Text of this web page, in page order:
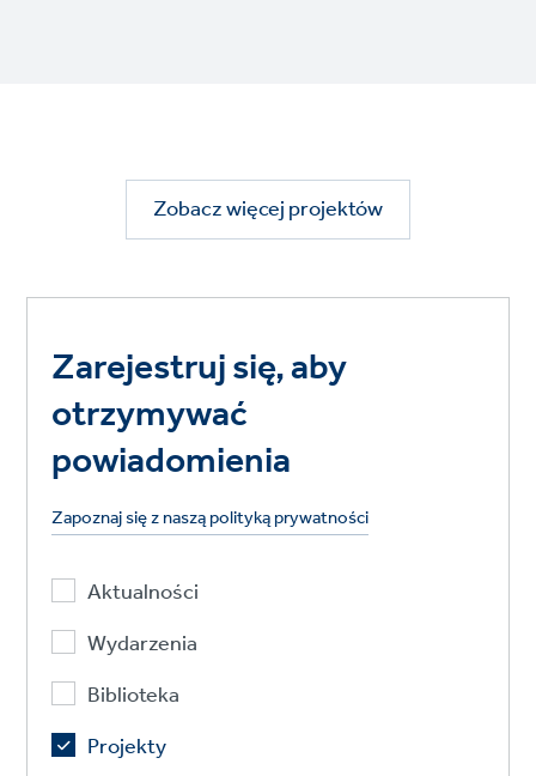
Zobacz więcej projektów
Zarejestruj się, aby
otrzymywać
powiadomienia
Zapoznaj się z naszą polityką prywatności
Aktualności
Wydarzenia
Biblioteka
Projekty